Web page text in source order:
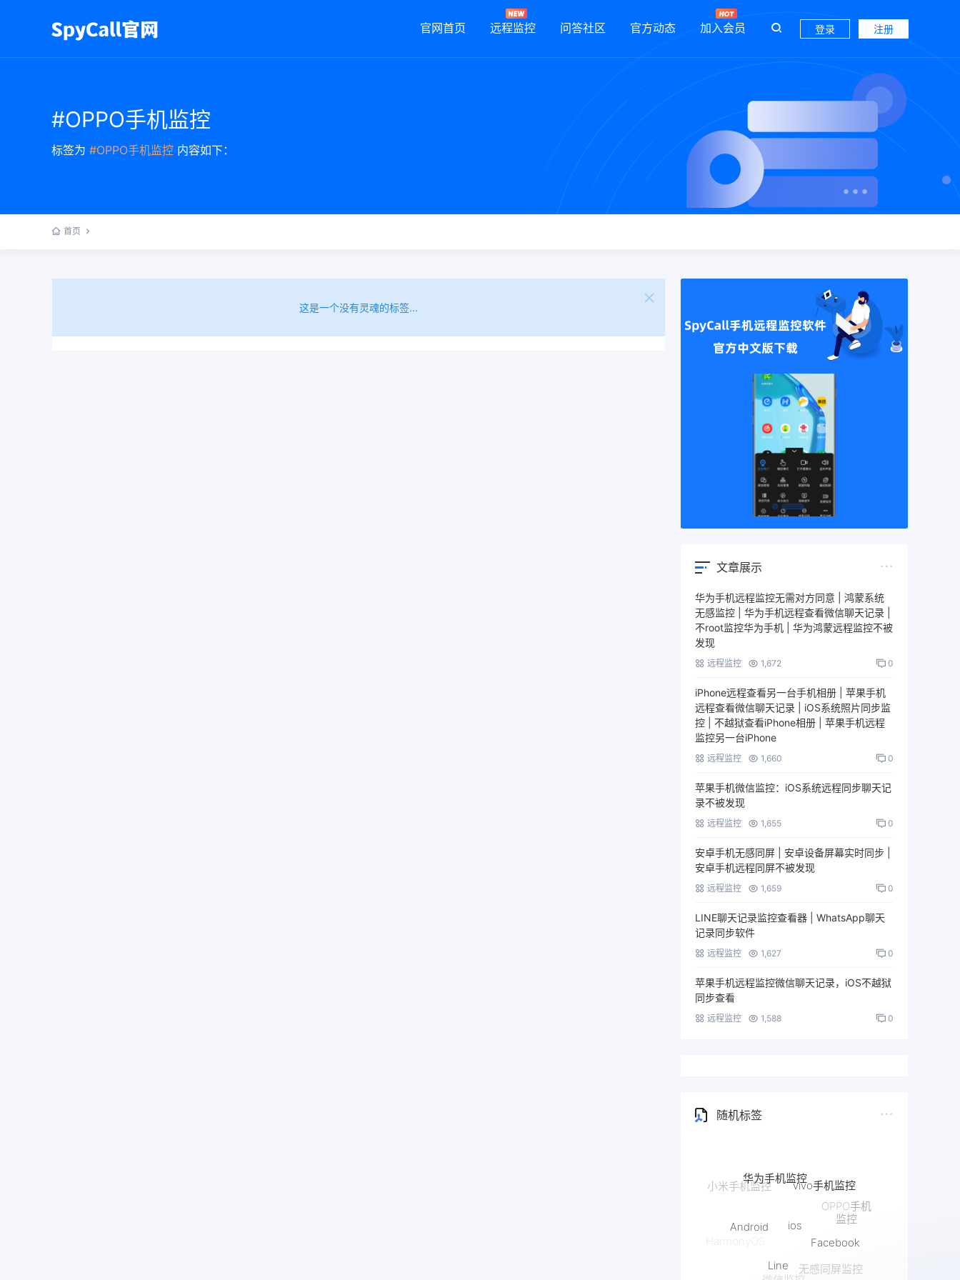
官网首页 远程监控 问答社区 官方动态 加入会员 登录 注册
#OPPO手机监控
标签为 #OPPO手机监控 内容如下：
首页
这是一个没有灵魂的标签...
文章展示
华为手机远程监控无需对方同意 | 鸿蒙系统
无感监控 | 华为手机远程查看微信聊天记录 |
不root监控华为手机 | 华为鸿蒙远程监控不被
发现
远程监控 1,672 0
iPhone远程查看另一台手机相册 | 苹果手机
远程查看微信聊天记录 | iOS系统照片同步监
控 | 不越狱查看iPhone相册 | 苹果手机远程
监控另一台iPhone
远程监控 1,660 0
苹果手机微信监控：iOS系统远程同步聊天记
录不被发现
远程监控 1,655 0
安卓手机无感同屏 | 安卓设备屏幕实时同步 |
安卓手机远程同屏不被发现
远程监控 1,659 0
LINE聊天记录监控查看器 | WhatsApp聊天
记录同步软件
远程监控 1,627 0
苹果手机远程监控微信聊天记录，iOS不越狱
同步查看
远程监控 1,588 0
随机标签
vivo手机监控
OPPO手机
监控
HarmonyOS
无感同屏监控